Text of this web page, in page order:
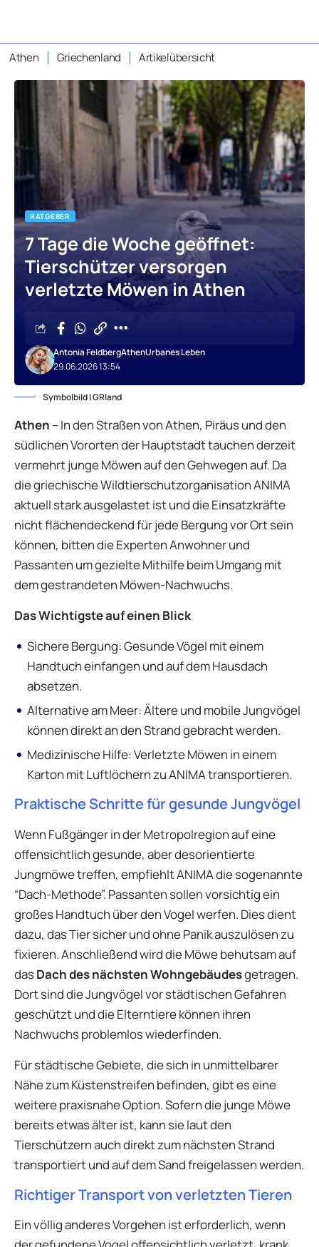
Athen Griechenland Artikelübersicht
RATGEBER
7 Tage die Woche geöffnet:
Tierschützer versorgen
verletzte Möwen in Athen
29.06.2026 13:54
Antonia FeldbergAthenUrbanes Leben
Symbolbild | GRland
Athen – In den Straßen von Athen, Piräus und den
südlichen Vororten der Hauptstadt tauchen derzeit
vermehrt junge Möwen auf den Gehwegen auf. Da
die griechische Wildtierschutzorganisation ANIMA
aktuell stark ausgelastet ist und die Einsatzkräfte
nicht flächendeckend für jede Bergung vor Ort sein
können, bitten die Experten Anwohner und
Passanten um gezielte Mithilfe beim Umgang mit
dem gestrandeten Möwen-Nachwuchs.
Das Wichtigste auf einen Blick
Sichere Bergung: Gesunde Vögel mit einem
Handtuch einfangen und auf dem Hausdach
absetzen.
Alternative am Meer: Ältere und mobile Jungvögel
können direkt an den Strand gebracht werden.
Medizinische Hilfe: Verletzte Möwen in einem
Karton mit Luftlöchern zu ANIMA transportieren.
Praktische Schritte für gesunde Jungvögel
Wenn Fußgänger in der Metropolregion auf eine
offensichtlich gesunde, aber desorientierte
Jungmöwe treffen, empfiehlt ANIMA die sogenannte
“Dach-Methode”. Passanten sollen vorsichtig ein
großes Handtuch über den Vogel werfen. Dies dient
dazu, das Tier sicher und ohne Panik auszulösen zu
fixieren. Anschließend wird die Möwe behutsam auf
dasDach des nächsten Wohngebäudesgetragen.
Dort sind die Jungvögel vor städtischen Gefahren
geschützt und die Elterntiere können ihren
Nachwuchs problemlos wiederfinden.
Für städtische Gebiete, die sich in unmittelbarer
Nähe zum Küstenstreifen befinden, gibt es eine
weitere praxisnahe Option. Sofern die junge Möwe
bereits etwas älter ist, kann sie laut den
Tierschützern auch direkt zum nächsten Strand
transportiert und auf dem Sand freigelassen werden.
Richtiger Transport von verletzten Tieren
Ein völlig anderes Vorgehen ist erforderlich, wenn